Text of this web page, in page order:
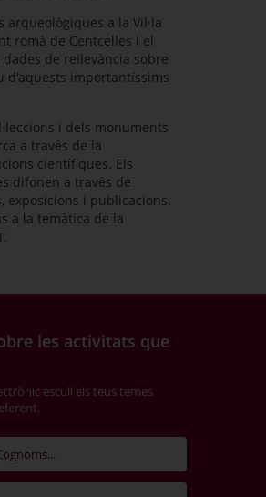
a la Vil·la
romà de Centcelles i el
dades de rellevància sobre
d'aquests importantíssims
i dels monuments
a través de la
científiques. Els
difonen a través de
exposicions i publicacions.
a la temàtica de la
les activitats que
escull els teus temes